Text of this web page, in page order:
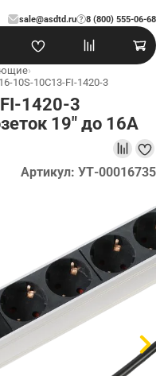
sale@asdtd.ru 8 (800) 555-06-68
?
›
10S-10C13-FI-1420-3
1420-3
19" до 16А
Артикул: УТ-00016735